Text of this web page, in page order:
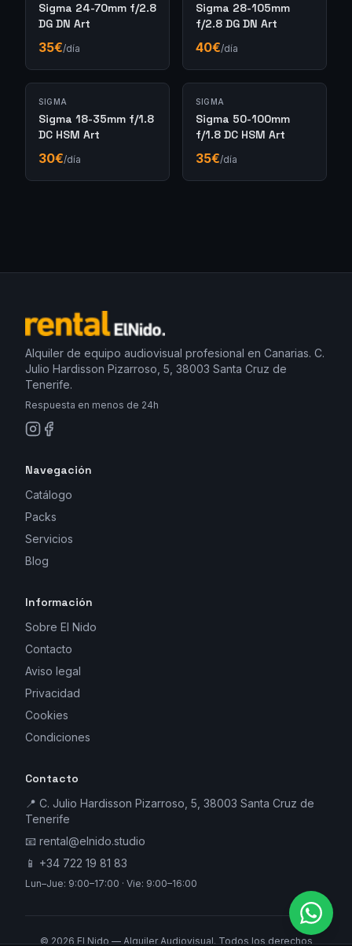
Sigma 24-70mm f/2.8
DG DN Art
35€/día
Sigma 28-105mm
f/2.8 DG DN Art
40€/día
SIGMA
Sigma 18-35mm f/1.8
DC HSM Art
30€/día
SIGMA
Sigma 50-100mm
f/1.8 DC HSM Art
35€/día
Alquiler de equipo audiovisual profesional en Canarias. C.
Julio Hardisson Pizarroso, 5, 38003 Santa Cruz de
Tenerife.
Respuesta en menos de 24h
Navegación
Catálogo
Packs
Servicios
Blog
Información
Sobre El Nido
Contacto
Aviso legal
Privacidad
Cookies
Condiciones
Contacto
📍 C. Julio Hardisson Pizarroso, 5, 38003 Santa Cruz de
Tenerife
📧 rental@elnido.studio
📱 +34 722 19 81 83
Lun–Jue: 9:00–17:00 · Vie: 9:00–16:00
© 2026 El Nido — Alquiler Audiovisual. Todos los derechos